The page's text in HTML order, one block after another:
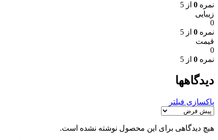
نمره 0 از 5
زیبایی
0
نمره 0 از 5
قیمت
0
نمره 0 از 5
دیدگاهها
پاکسازی فیلتر
هیچ دیدگاهی برای این محصول نوشته نشده است.